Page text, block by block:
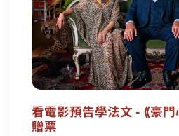
看電影預告學法文 - ⟪豪
贈票